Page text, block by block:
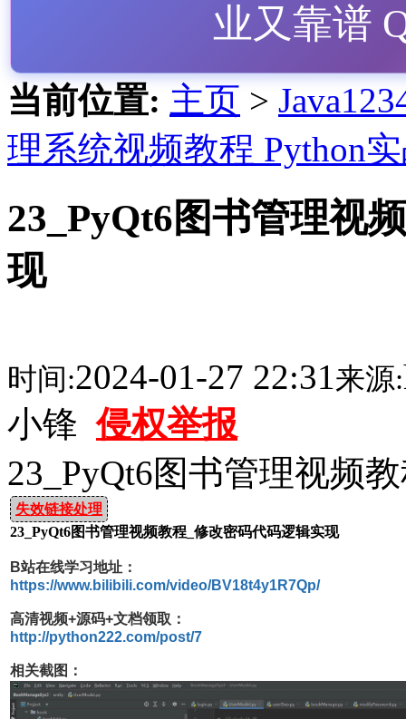
业又靠谱
当前位置: 主页 >
理系统视频教程 Python
23_PyQt6图书管理视
现
时间:2024-01-27 22:31来源:
小锋侵权举报
23_PyQt6图书管理视频
失效链接处理
23_PyQt6图书管理视频教程_修改密码代码逻辑实现
B站在线学习地址：
https://www.bilibili.com/video/BV18t4y1R7Qp/
高清视频+源码+文档领取：
http://python222.com/post/7
相关截图：